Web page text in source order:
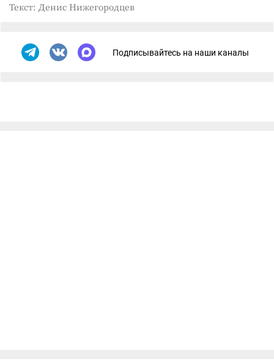
Текст: Денис Нижегородцев
Подписывайтесь на наши каналы